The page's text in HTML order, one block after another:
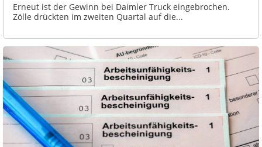
Erneut ist der Gewinn bei Daimler Truck eingebrochen.
Zölle drückten im zweiten Quartal auf die...